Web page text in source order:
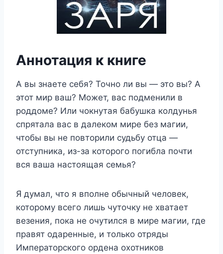
Аннотация к книге
А вы знаете себя? Точно ли вы — это вы? А
этот мир ваш? Может, вас подменили в
роддоме? Или чокнутая бабушка колдунья
спрятала вас в далеком мире без магии,
чтобы вы не повторили судьбу отца —
отступника, из-за которого погибла почти
вся ваша настоящая семья?
Я думал, что я вполне обычный человек,
которому всего лишь чуточку не хватает
везения, пока не очутился в мире магии, где
правят одаренные, и только отряды
Императорского ордена охотников